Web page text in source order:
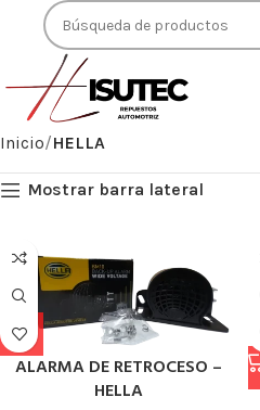
Inicio HELLA
Mostrar barra lateral
ALARMA DE RETROCESO –
HELLA